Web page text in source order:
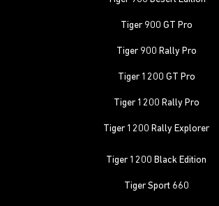
Tiger 900 GT Pro
Tiger 900 Rally Pro
Tiger 1200 GT Pro
Tiger 1200 Rally Pro
Tiger 1200 Rally Explorer
Tiger 1200 Black Edition
Tiger Sport 660